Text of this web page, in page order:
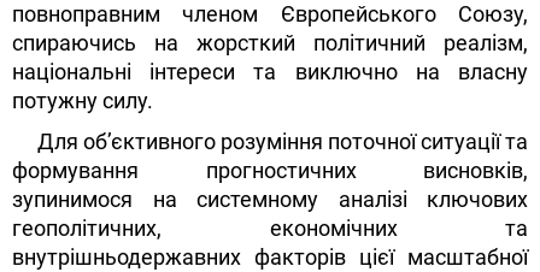
повноправним членом Європейського Союзу,
спираючись на жорсткий політичний реалізм,
національні інтереси та виключно на власну
потужну силу.
Для об’єктивного розуміння поточної ситуації та
формування прогностичних висновків,
зупинимося на системному аналізі ключових
геополітичних, економічних та
внутрішньодержавних факторів цієї масштабної